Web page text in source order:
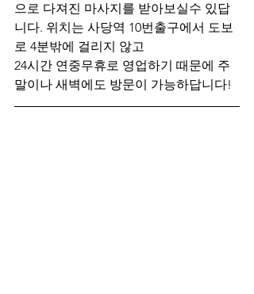
으로 다져진 마사지를 받아보실수 있답
니다. 위치는 사당역 10번출구에서 도보
로 4분밖에 걸리지 않고
24시간 연중무휴로 영업하기 때문에 주
말이나 새벽에도 방문이 가능하답니다!